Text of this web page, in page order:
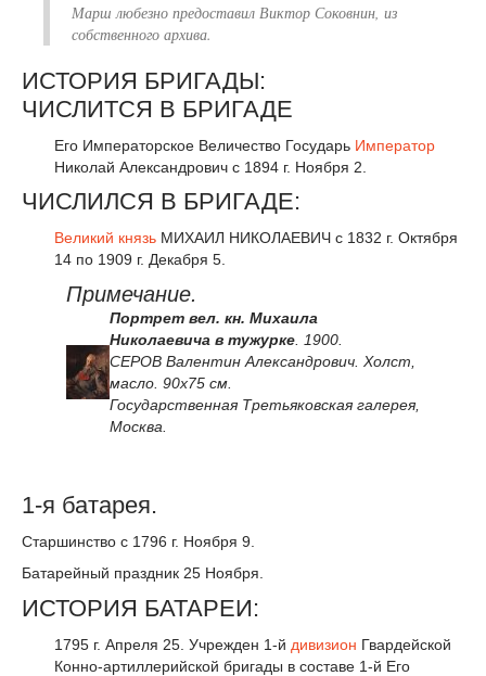
Марш любезно предоставил Виктор Соковнин, из
собственного архива.
ИСТОРИЯ БРИГАДЫ:
ЧИСЛИТСЯ В БРИГАДЕ
Его Императорское Величество Государь Император
Николай Александрович с 1894 г. Ноября 2.
ЧИСЛИЛСЯ В БРИГАДЕ:
Великий князь МИХАИЛ НИКОЛАЕВИЧ с 1832 г. Октября
14 по 1909 г. Декабря 5.
Примечание.
Портрет вел. кн. Михаила
Николаевича в тужурке . 1900.
СЕРОВ Валентин Александрович. Холст,
масло. 90x75 см.
Государственная Третьяковская галерея,
Москва.
1-я батарея.
Старшинство с 1796 г. Ноября 9.
Батарейный праздник 25 Ноября.
ИСТОРИЯ БАТАРЕИ:
1795 г. Апреля 25. Учрежден 1-й дивизион Гвардейской
Конно-артиллерийской бригады в составе 1-й Его